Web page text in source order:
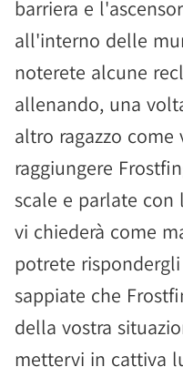
barriera e
all'interno delle
noterete alcune
allenando, una
altro ragazzo come
raggiungere
scale e parlate
vi chiederà come
potrete
sappiate che
della vostra
mettervi in cattiva